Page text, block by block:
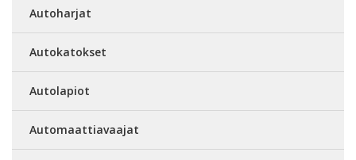
Autoharjat
Autokatokset
Autolapiot
Automaattiavaajat